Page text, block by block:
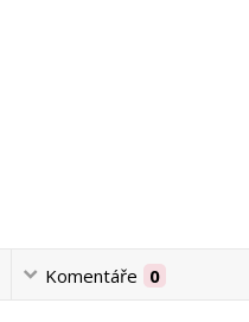
Komentáře 0